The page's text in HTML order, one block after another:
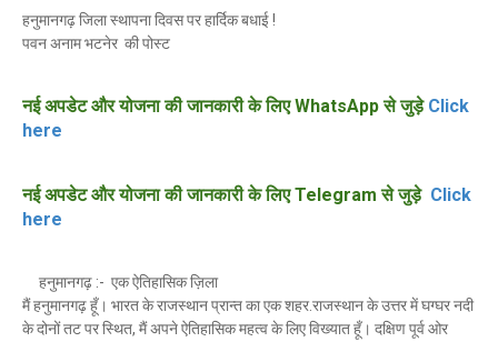
हनुमानगढ़ जिला स्थापना दिवस पर हार्दिक बधाई !
पवन अनाम भटनेर की पोस्ट
नई अपडेट और योजना की जानकारी के लिए WhatsApp से जुड़ेClick
here
नई अपडेट और योजना की जानकारी के लिए Telegram से जुड़ेClick
here
हनुमानगढ़ :- एक ऐतिहासिक ज़िला
मैं हनुमानगढ़ हूँ। भारत के राजस्थान प्रान्त का एक शहर.राजस्थान के उत्तर में घग्घर नदी
के दोनों तट पर स्थित, मैं अपने ऐतिहासिक महत्व के लिए विख्यात हूँ। दक्षिण पूर्व ओर